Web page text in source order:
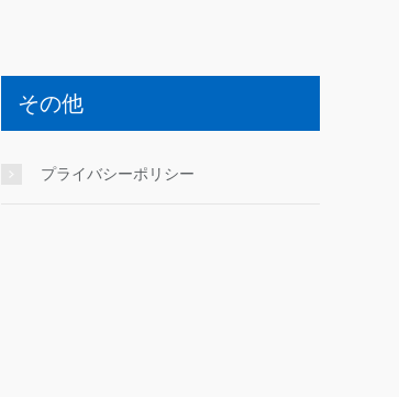
その他
プライバシーポリシー